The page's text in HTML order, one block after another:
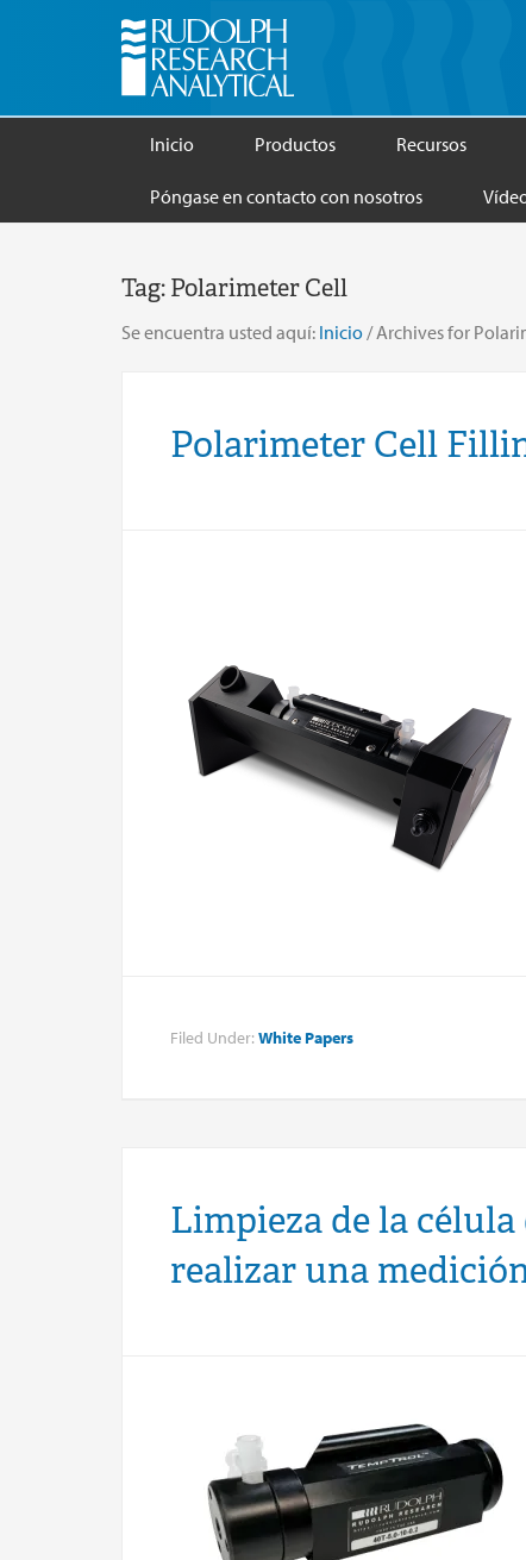
Inicio Productos Recursos
Póngase en contacto con nosotros
Tag:Polarimeter Cell
Se encuentra usted aquí: Inicio /Archives for
Polarimeter Cell
Filed Under: White Papers
Limpieza de la
realizar una